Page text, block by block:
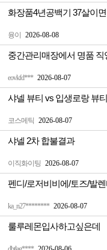
융이 2026-08-08
화장품4년공백기 37살이면
eovkfd*** 2026-08-07
중간관리매장에서 명품
코스메틱 2026-08-07
샤넬 뷰티 vs 입생로랑 뷰
이직화이팅 2026-08-07
샤넬 2차 합불결과
ka_n27******** 2026-08-07
펜디/로저비비에/토즈/발
룰루레몬입사하고싶은데